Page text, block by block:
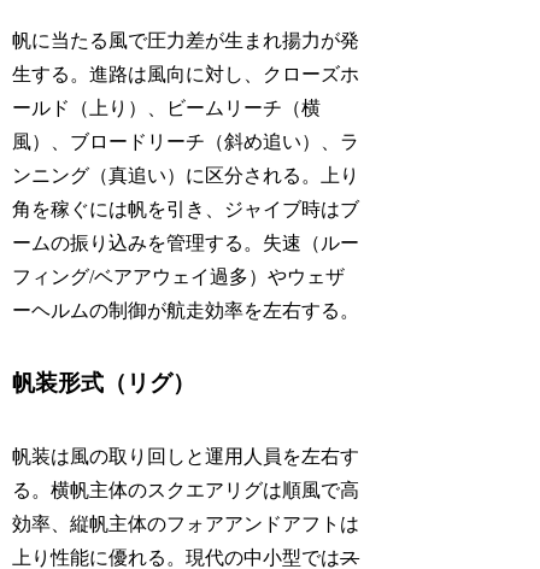
帆に当たる風で圧力差が生まれ揚力が発
生する。進路は風向に対し、クローズホ
ールド（上り）、ビームリーチ（横
風）、ブロードリーチ（斜め追い）、ラ
ンニング（真追い）に区分される。上り
角を稼ぐには帆を引き、ジャイブ時はブ
ームの振り込みを管理する。失速（ルー
フィング/ベアアウェイ過多）やウェザ
ーヘルムの制御が航走効率を左右する。
帆装形式（リグ）
帆装は風の取り回しと運用人員を左右す
る。横帆主体のスクエアリグは順風で高
効率、縦帆主体のフォアアンドアフトは
上り性能に優れる。現代の中小型ではス